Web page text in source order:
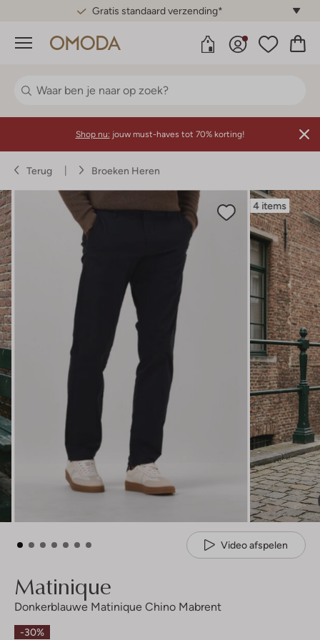
Gratis standaard verzending*
Menu
Shop nu: jouw must-haves tot 70% korting!
Terug Broeken Heren
4 items
Video afspelen
Matinique
Donkerblauwe Matinique Chino Mabrent
-30%